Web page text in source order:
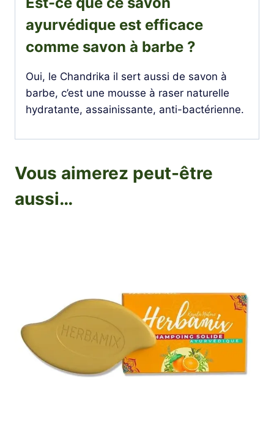
ayurvédique est efficace
comme savon à barbe ?
Oui, le Chandrika il sert aussi de savon à
barbe, c’est une mousse à raser naturelle
hydratante, assainissante, anti-bactérienne.
Vous aimerez peut-être
aussi…